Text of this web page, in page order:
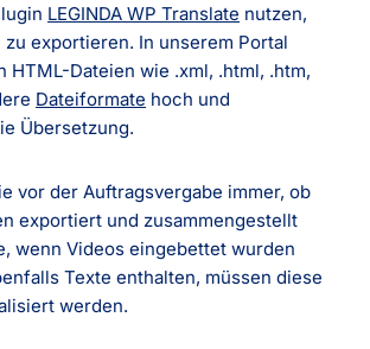
LEGINDA WP Translate nutzen,
zu exportieren. In unserem Portal
HTML-Dateien wie .xml, .html, .htm,
Dateiformate hoch und
Übersetzung.
vor der Auftragsvergabe immer, ob
exportiert und zusammengestellt
wenn Videos eingebettet wurden
Texte enthalten, müssen diese
werden.